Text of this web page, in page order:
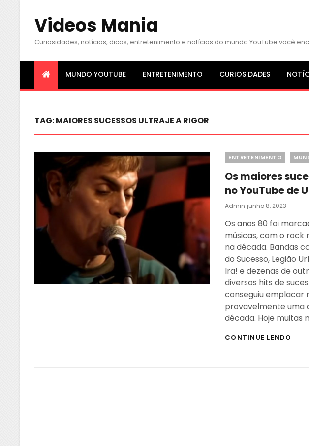
Videos Mania
Curiosidades, notícias, dicas, entretenimento e notícias do mundo YouTube você
MUNDO YOUTUBE ENTRETENIMENTO CURIOSIDADES
TAG:MAIORES SUCESSOS ULTRAJE A RIGOR
Categories
ENTRETENIMENTO
Os maiores
no YouTube de
Admin Posted
Junho 8, 2023
Os anos 80 foi
músicas, com o
na década. Bandas
do Sucesso, Legião
Ira! e dezenas de
diversos hits de
conseguiu emplacar
provavelmente uma
década. Hoje muitas
CONTINUE LENDO